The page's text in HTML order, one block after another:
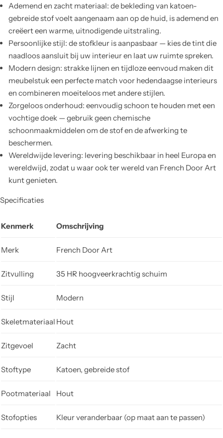
Ademend en zacht materiaal: de bekleding van katoen-
gebreide stof voelt aangenaam aan op de huid, is ademend en
creëert een warme, uitnodigende uitstraling.
Persoonlijke stijl: de stofkleur is aanpasbaar — kies de tint die
naadloos aansluit bij uw interieur en laat uw ruimte spreken.
Modern design: strakke lijnen en tijdloze eenvoud maken dit
meubelstuk een perfecte match voor hedendaagse interieurs
en combineren moeiteloos met andere stijlen.
Zorgeloos onderhoud: eenvoudig schoon te houden met een
vochtige doek — gebruik geen chemische
schoonmaakmiddelen om de stof en de afwerking te
beschermen.
Wereldwijde levering: levering beschikbaar in heel Europa en
wereldwijd, zodat u waar ook ter wereld van French Door Art
kunt genieten.
Specificaties
Kenmerk Omschrijving
Merk French Door Art
Zitvulling 35 HR hoogveerkrachtig schuim
Stijl Modern
Skeletmateriaal Hout
Zitgevoel Zacht
Stoftype Katoen, gebreide stof
Pootmateriaal Hout
Stofopties Kleur veranderbaar (op maat aan te passen)